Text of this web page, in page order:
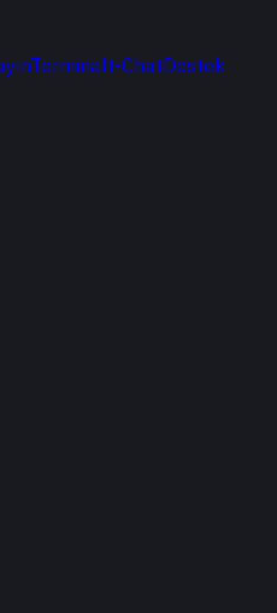
Terminalt-ChatDestek